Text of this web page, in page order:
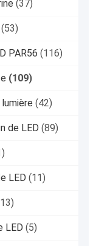
(37)
(53)
PAR56 (116)
(109)
(42)
de LED (89)
LED (11)
LED (5)